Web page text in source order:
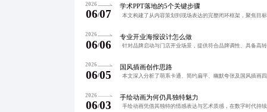
2026
06/07
学术PPT落地的5个关键步骤
2026
06/06
专业开业海报设计怎么做
2026
06/05
国风插画创作思路
2026
06/03
手绘动画为何仍具独特魅力